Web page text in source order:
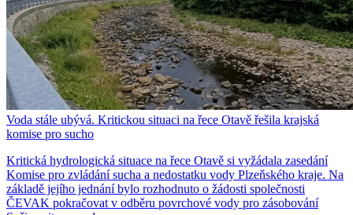
Voda stále ubývá. Kritickou situaci na řece Otavě řešila krajská
komise pro sucho
Kritická hydrologická situace na řece Otavě si vyžádala zasedání
Komise pro zvládání sucha a nedostatku vody Plzeňského kraje. Na
základě jejího jednání bylo rozhodnuto o žádosti společnosti
ČEVAK pokračovat v odběru povrchové vody pro zásobování